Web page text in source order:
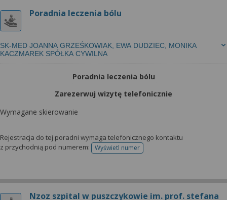
Poradnia leczenia bólu
SK-MED JOANNA GRZEŚKOWIAK, EWA DUDZIEC, MONIKA
KACZMAREK SPÓŁKA CYWILNA
Poradnia leczenia bólu
Zarezerwuj wizytę telefonicznie
Wymagane skierowanie
Rejestracja do tej poradni wymaga telefonicznego kontaktu
z przychodnią pod numerem:
Wyświetl numertelefonu do rejestracji
Nzoz szpital w puszczykowie im. prof. stefana